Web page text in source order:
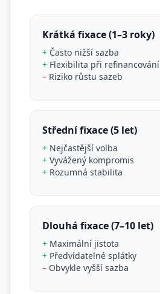
Krátká fixace (1–3 roky)
+ Často nižší sazba
+ Flexibilita při refinancování
– Riziko růstu sazeb
Střední fixace (5 let)
+ Nejčastější volba
+ Vyvážený kompromis
+ Rozumná stabilita
Dlouhá fixace (7–10 let)
+ Maximální jistota
+ Předvídatelné splátky
– Obvykle vyšší sazba